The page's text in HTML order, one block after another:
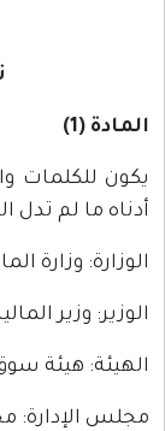
المادة (1)
يكون للكلمات
أدناه ما لم تدل
الوزارة: وزارة
الوزير: وزير
الهيئة: هيئة
مجلس الإدارة: